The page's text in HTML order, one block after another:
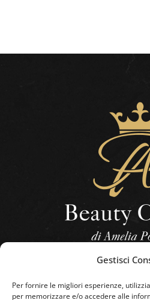
Gestisci
Per fornire le migliori esperienze,
per memorizzare e/o accedere alle